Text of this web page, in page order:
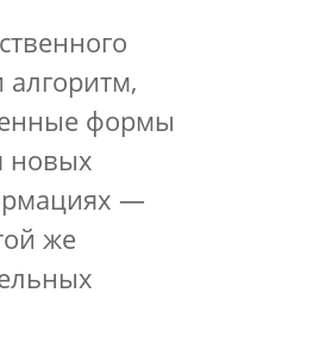
формы
новых
—
же